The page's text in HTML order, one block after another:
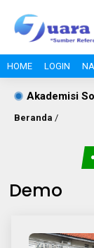
HOME LOGIN
Tunggakan
Beranda /
Demo